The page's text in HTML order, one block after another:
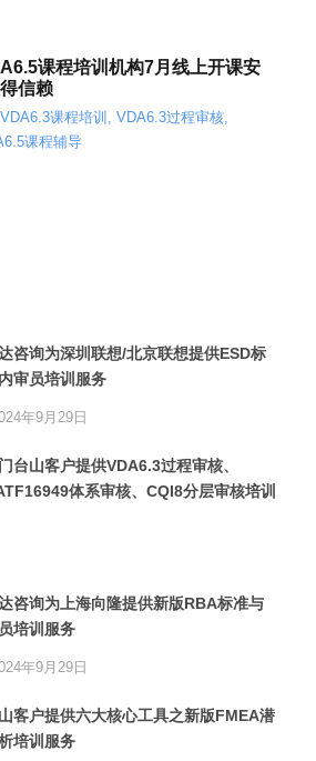
课程培训机构7月线上开课安
信赖
VDA6.3课程培训 VDA6.3过程审核
课程辅导
咨询为深圳联想/北京联想提供ESD标
审员培训服务
年9月29日
台山客户提供VDA6.3过程审核、
体系审核、CQI8分层审核培训
咨询为上海向隆提供新版RBA标准与
培训服务
年9月29日
客户提供六大核心工具之新版FMEA潜
培训服务